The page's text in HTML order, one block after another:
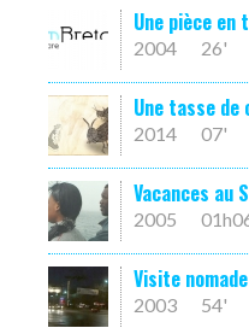
Une pièce
2004 26'
Une tasse
2014 07'
Vacances au
2005
Visite nomade
2003 54'